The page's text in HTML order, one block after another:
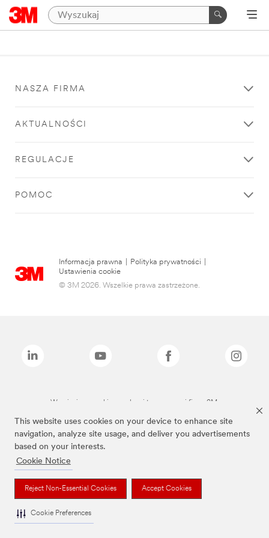
This website uses cookies on your device to enhance site
navigation, analyze site usage, and deliver you advertisements
based on your interests.
Cookie Notice
Reject Non-Essential Cookies Accept Cookies
Cookie Preferences
NASZA FIRMA
AKTUALNOŚCI
REGULACJE
POMOC
Informacja prawna Polityka prywatności
Ustawienia cookie
© 3M 2026. Wszelkie prawa zastrzeżone.
Wymienione marki są znakami towarowymi firmy 3M.